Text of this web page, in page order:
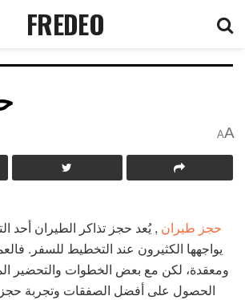
FREDEO
AA
حجز طيران , يُعد حجز تذاكر الطيران أحد
يواجهها الكثيرون عند التخطيط للسفر.
ومعقدة، لكن مع بعض الخطوات والتحضير
الحصول على أفضل الصفقات وتجربة